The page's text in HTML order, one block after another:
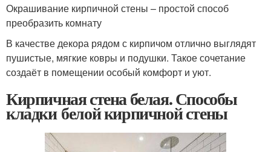
Окрашивание кирпичной стены – простой способ
преобразить комнату
В качестве декора рядом с кирпичом отлично выглядят
пушистые, мягкие ковры и подушки. Такое сочетание
создаёт в помещении особый комфорт и уют.
Кирпичная стена белая. Способы
кладки белой кирпичной стены